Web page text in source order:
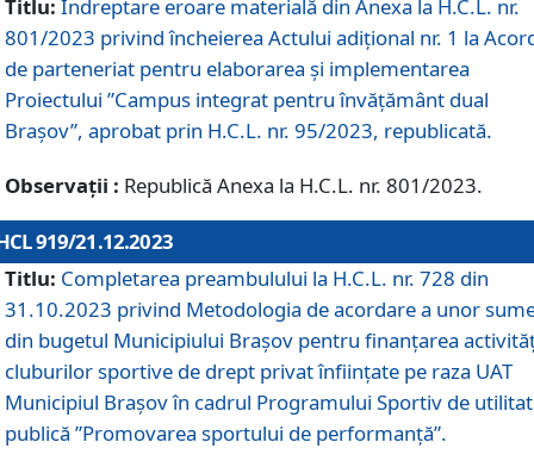
Titlu: Îndreptare eroare materială din Anexa la H.C.L. nr.
801/2023 privind încheierea Actului adițional nr. 1 la
de parteneriat pentru elaborarea și implementarea
Proiectului ”Campus integrat pentru învățământ dual
Brașov”, aprobat prin H.C.L. nr. 95/2023, republicată.
Observații : Republică Anexa la H.C.L. nr. 801/2023.
919/21.12.2023
Titlu: Completarea preambulului la H.C.L. nr. 728 din
31.10.2023 privind Metodologia de acordare a unor
din bugetul Municipiului Brașov pentru finanțarea
cluburilor sportive de drept privat înființate pe raza UAT
Municipiul Brașov în cadrul Programului Sportiv de
publică ”Promovarea sportului de performanță”.